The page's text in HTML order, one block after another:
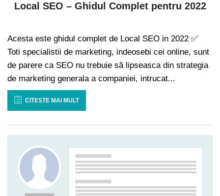
Local SEO – Ghidul Complet pentru 2022
Acesta este ghidul complet de Local SEO in 2022 ✅
Toti specialistii de marketing, indeosebi cei online, sunt
de parere ca SEO nu trebuie să lipseasca din strategia
de marketing generala a companiei, intrucat...
CITESTE MAI MULT